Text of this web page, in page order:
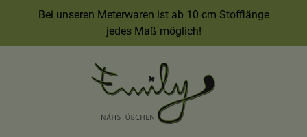
Bei unseren Meterwaren ist ab 10 cm Stofflänge
jedes Maß möglich!